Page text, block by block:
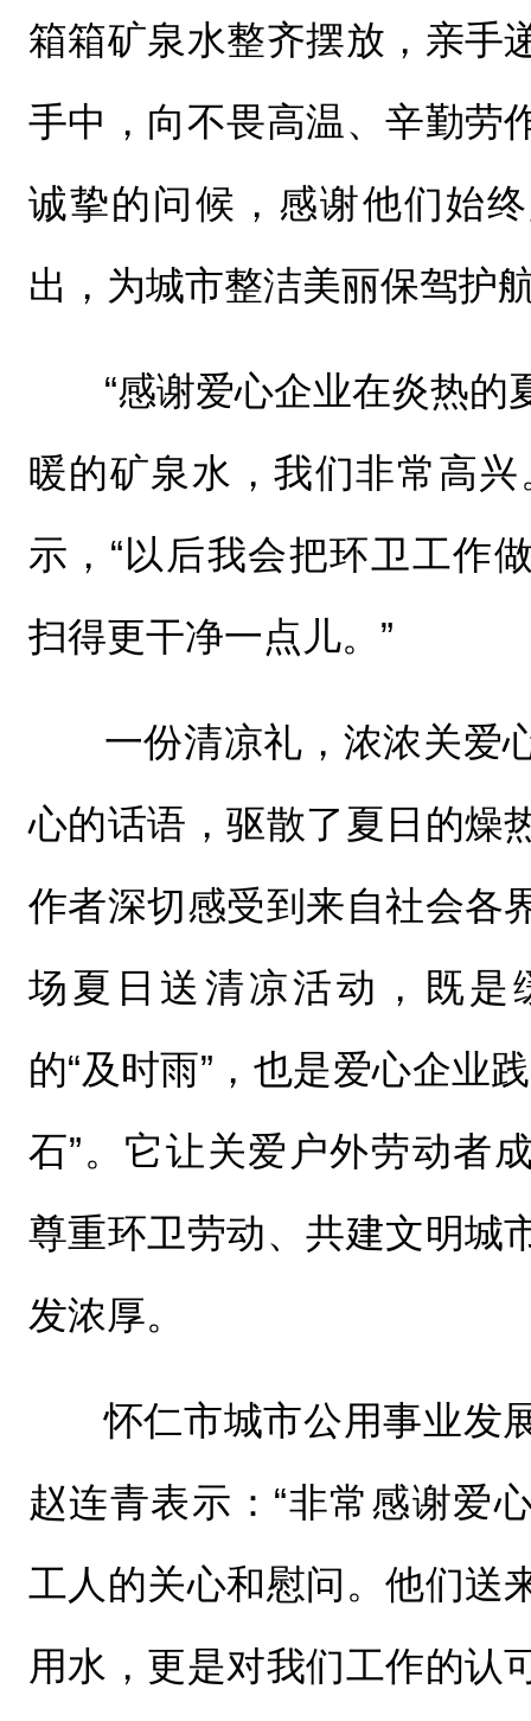
箱箱矿泉水整齐摆放，亲手
手中，向不畏高温、辛勤劳
诚挚的问候，感谢他们始
出，为城市整洁美丽保驾护
“感谢爱心企业在炎热的
暖的矿泉水，我们非常高
示，“以后我会把环卫工作
扫得更干净一点儿。”
一份清凉礼，浓浓关爱
心的话语，驱散了夏日的燥
作者深切感受到来自社会各
场夏日送清凉活动，既是
的“及时雨”，也是爱心企业
石”。它让关爱户外劳动者
尊重环卫劳动、共建文明城
发浓厚。
怀仁市城市公用事业发
赵连青表示：“非常感谢爱
工人的关心和慰问。他们送
用水，更是对我们工作的认